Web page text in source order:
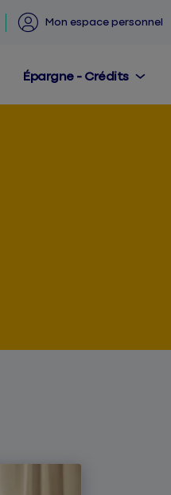
Mon espace personnel
Épargne - Crédits